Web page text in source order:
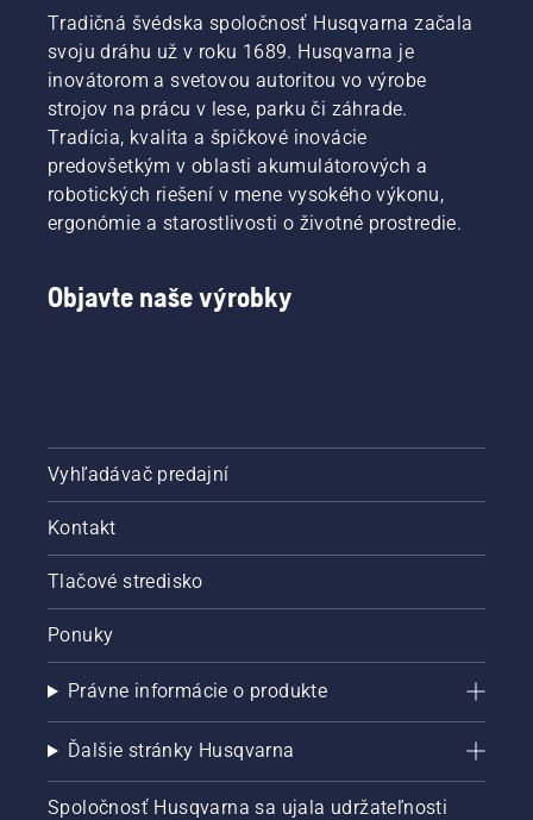
Tradičná švédska spoločnosť Husqvarna začala
svoju dráhu už v roku 1689. Husqvarna je
inovátorom a svetovou autoritou vo výrobe
strojov na prácu v lese, parku či záhrade.
Tradícia, kvalita a špičkové inovácie
predovšetkým v oblasti akumulátorových a
robotických riešení v mene vysokého výkonu,
ergonómie a starostlivosti o životné prostredie.
Objavte naše výrobky
Vyhľadávač predajní
Kontakt
Tlačové stredisko
Ponuky
Právne informácie o produkte
Ďalšie stránky Husqvarna
Spoločnosť Husqvarna sa ujala udržateľnosti